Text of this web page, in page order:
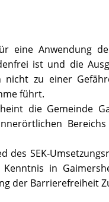
eine Anwendung
ist und die
nicht zu einer
führt.
die Gemeinde
des SEK-
in
der Barrierefreiheit